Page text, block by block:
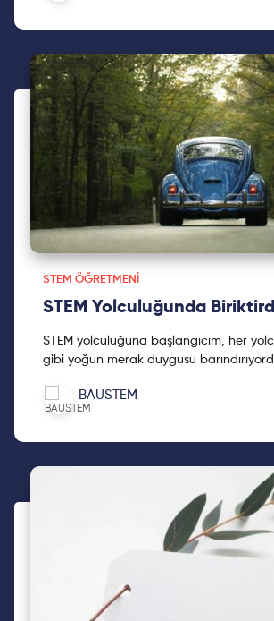
STEM ÖĞRETMENI
STEM Yolculuğunda
STEM yolculuğuna başlangıcım, her
gibi yoğun merak duygusu
BAUSTEM